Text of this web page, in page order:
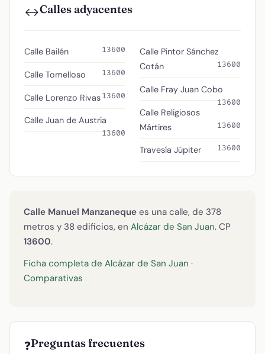
↔️Calles adyacentes
Calle Bailén 13600
Calle Tomelloso 13600
Calle Lorenzo Rivas13600
Calle Juan de Austria
13600
Calle Pintor Sánchez
Cotán
13600
Calle Fray Juan Cobo
13600
Calle Religiosos
Mártires
13600
Travesía Júpiter 13600
Calle Manuel Manzaneque es una calle, de 378
metros y 38 edificios, en Alcázar de San Juan. CP
13600.
Ficha completa de Alcázar de San Juan ·
Comparativas
❓Preguntas frecuentes